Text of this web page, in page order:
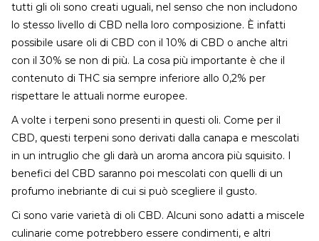
tutti gli oli sono creati uguali, nel senso che non includono
lo stesso livello di CBD nella loro composizione. È infatti
possibile usare oli di CBD con il 10% di CBD o anche altri
con il 30% se non di più. La cosa più importante è che il
contenuto di THC sia sempre inferiore allo 0,2% per
rispettare le attuali norme europee.
A volte i terpeni sono presenti in questi oli. Come per il
CBD, questi terpeni sono derivati dalla canapa e mescolati
in un intruglio che gli darà un aroma ancora più squisito. I
benefici del CBD saranno poi mescolati con quelli di un
profumo inebriante di cui si può scegliere il gusto.
Ci sono varie varietà di oli CBD. Alcuni sono adatti a miscele
culinarie come potrebbero essere condimenti, e altri